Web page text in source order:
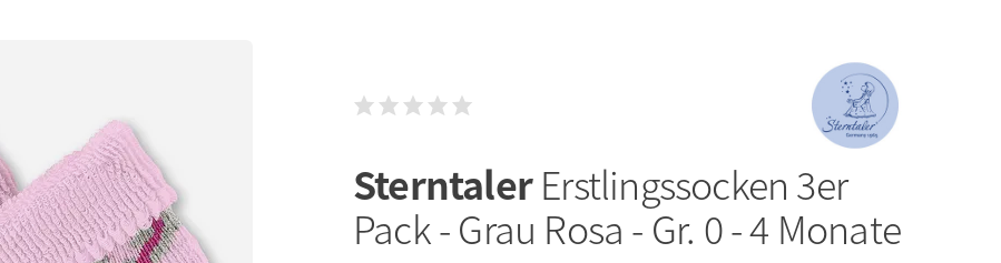
SterntalerErstlingssocken 3er
Pack - Grau Rosa - Gr. 0 - 4 Monate